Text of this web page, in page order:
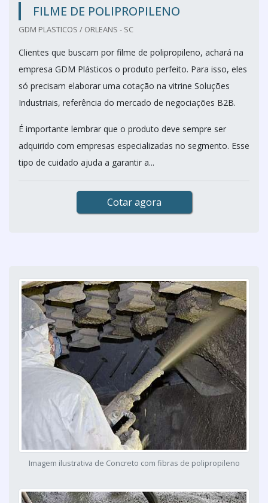
FILME DE POLIPROPILENO
GDM PLASTICOS / ORLEANS - SC
Clientes que buscam por filme de polipropileno, achará na
empresa GDM Plásticos o produto perfeito. Para isso, eles
só precisam elaborar uma cotação na vitrine Soluções
Industriais, referência do mercado de negociações B2B.
É importante lembrar que o produto deve sempre ser
adquirido com empresas especializadas no segmento. Esse
tipo de cuidado ajuda a garantir a...
Cotar agora
Imagem ilustrativa de Concreto com fibras de polipropileno